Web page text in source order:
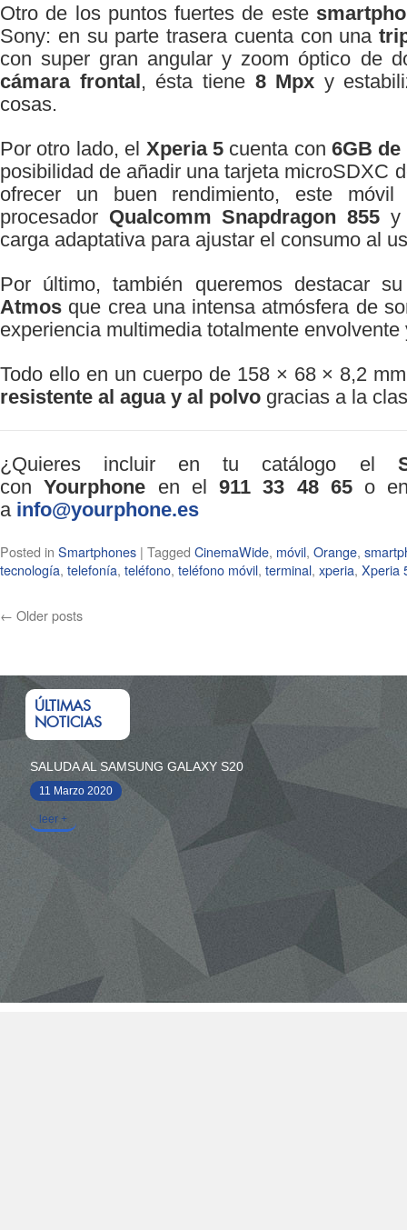
Otro de los puntos fuertes de este
Sony: en su parte trasera cuenta con una
con super gran angular y zoom óptico de
cámara frontal, ésta tiene 8 Mpx y
cosas.
Por otro lado, el Xperia 5cuenta con 6GB de
posibilidad de añadir una tarjeta microSDXC
ofrecer un buen rendimiento, este
procesador Qualcomm Snapdragon 855
carga adaptativa para ajustar el consumo al
Por último, también queremos destacar
Atmos que crea una intensa atmósfera de
experiencia multimedia totalmente envolvente
Todo ello en un cuerpo de 158 × 68 × 8,2
resistente al agua y al polvo gracias a la
¿Quieres incluir en tu catálogo el
conYourphone en el 911 33 48 65o
a info@yourphone.es
Posted in Smartphones | Tagged CinemaWide, móvil, Orange,
tecnología, telefonía, teléfono, teléfono móvil, terminal, xperia, Xperia
← Older posts
ÚLTIMAS
NOTICIAS
SALUDA AL SAMSUNG GALAXY S20
11 Marzo 2020
leer +